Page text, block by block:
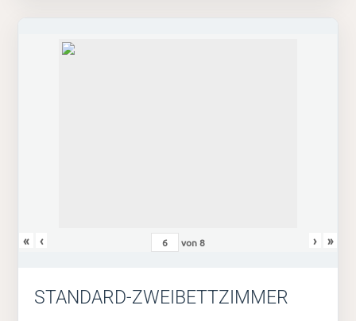
« ‹ von8 › »
STANDARD-ZWEIBETTZIMMER